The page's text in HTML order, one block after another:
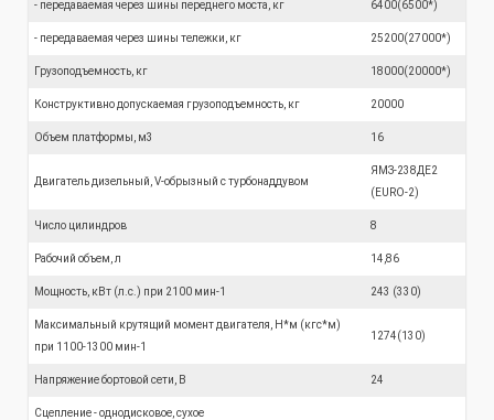
- передаваемая через шины переднего моста, кг 6400(6500*)
- передаваемая через шины тележки, кг 25200(27000*)
Грузоподъемность, кг 18000(20000*)
Конструктивно допускаемая грузоподъемность, кг 20000
Объем платформы, м3 16
Двигатель дизельный, V-обрызный с турбонаддувом
ЯМЗ-238ДЕ2
(EURO-2)
Число цилиндров 8
Рабочий объем, л 14,86
Мощность, кВт (л.с.) при 2100 мин-1 243 (330)
Максимальный крутящий момент двигателя, Н*м (кгс*м)
при 1100-1300 мин-1
1274(130)
Напряжение бортовой сети, В 24
Сцепление - однодисковое, сухое